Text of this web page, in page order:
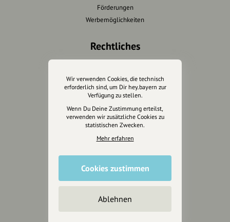
Förderungen
Werbemöglichkeiten
Rechtliches
Datenschutz
AGB
Cookies zurücksetzen
Presse
Presseanfragen
Presseberichte
Wir unterstützen Euch
Wir verwenden Cookies, die technisch
erforderlich sind, um Dir hey.bayern zur
Verfügung zu stellen.
Wenn Du Deine Zustimmung erteilst,
verwenden wir zusätzliche Cookies zu
statistischen Zwecken.
Mehr erfahren
Cookies zustimmen
Ablehnen